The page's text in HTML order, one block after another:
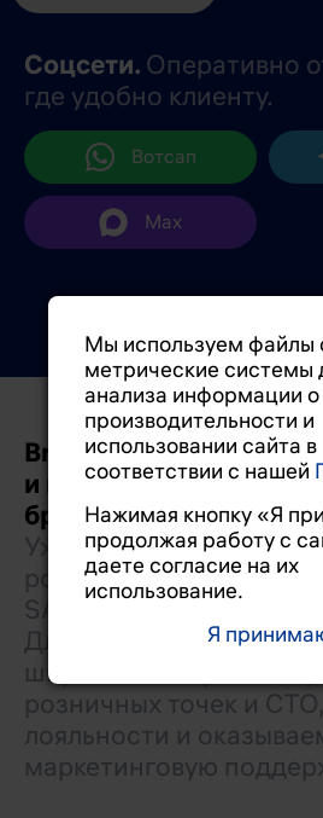
Соцсети. Оперативно
где удобно клиенту.
Вотсап
Max
Brixo – эксклюзивный
и импортер ведущих
брендов запчастей в
Уже более 20 лет мы
российский рынок
SAKURA, NiBK, JS
Для наших партнеров
широкий
розничных точек и
лояльности и
маркетинговую
Sakura
Мы используем файлы
метрические системы
анализа информации о
производительности и
использовании сайта в
соответствии с нашей
Нажимая кнопку «Я
продолжая работу с
даете согласие на их
использование.
Я